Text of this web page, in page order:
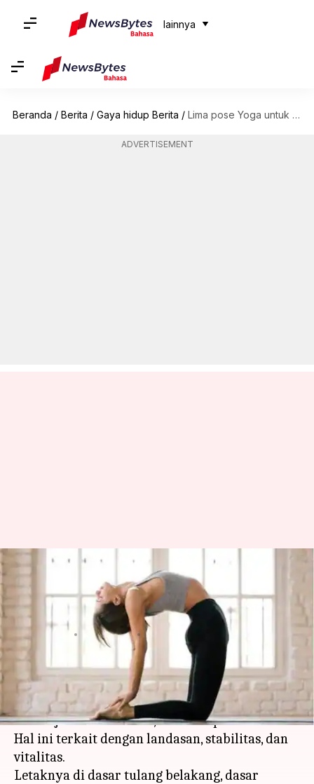
lainnya
Beranda / Berita / Gaya hidup Berita / Lima pose Yoga untuk menyeimbangkan Cakra Dasar Anda
ADVERTISEMENT
Lima pose Yoga untuk
menyeimbangkan Cakra Dasar
Anda
menulis Feb 15, 2024 10:20 am
Apa ceritanya
Cakra Dasar atau Muladhara adalah salah satu
dari tujuh Cakra utama, menurut praktik Hindu.
Hal ini terkait dengan landasan, stabilitas, dan
vitalitas.
Letaknya di dasar tulang belakang, dasar